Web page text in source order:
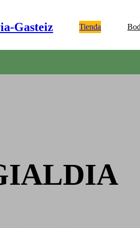
Gasteiz Tienda